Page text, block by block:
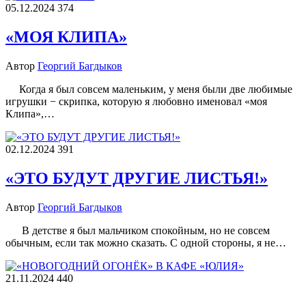
05.12.2024 374
«МОЯ КЛИПА»
Автор Георгий Багдыков
Когда я был совсем маленьким, у меня были две любимые
игрушки − скрипка, которую я любовно именовал «моя
Клипа»,…
02.12.2024 391
«ЭТО БУДУТ ДРУГИЕ ЛИСТЬЯ!»
Автор Георгий Багдыков
В детстве я был мальчиком спокойным, но не совсем
обычным, если так можно сказать. С одной стороны, я не…
21.11.2024 440